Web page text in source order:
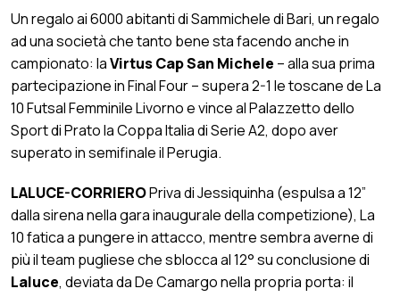
Un regalo ai 6000 abitanti di Sammichele di Bari, un regalo
ad una società che tanto bene sta facendo anche in
campionato: laVirtus Cap San Michele – alla sua prima
partecipazione in Final Four – supera 2-1 le toscane de La
10 Futsal Femminile Livorno e vince al Palazzetto dello
Sport di Prato la Coppa Italia di Serie A2, dopo aver
superato in semifinale il Perugia.
LALUCE-CORRIEROPriva di Jessiquinha (espulsa a 12”
dalla sirena nella gara inaugurale della competizione), La
10 fatica a pungere in attacco, mentre sembra averne di
più il team pugliese che sblocca al 12° su conclusione di
Laluce, deviata da De Camargo nella propria porta: il